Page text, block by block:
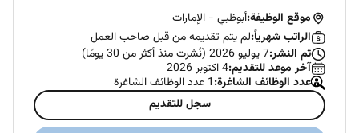
موقع الوظيفة:أبوظبي - الإمارات
الراتب شهرياً:لم يتم تقديمه من قبل صاحب العمل
تم النشر:7 يوليو 2026 (نُشرت منذ أكثر من 30 يومًا)
آخر موعد للتقديم:4 اكتوبر 2026
عدد الوظائف الشاغرة:1 عدد الوظائف الشاغرة
سجل للتقديم